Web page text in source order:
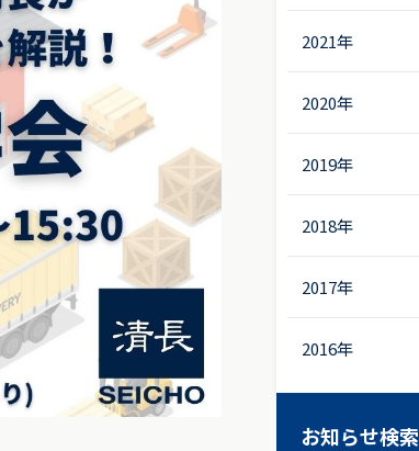
2021年
2020年
2019年
2018年
2017年
2016年
お知らせ検索